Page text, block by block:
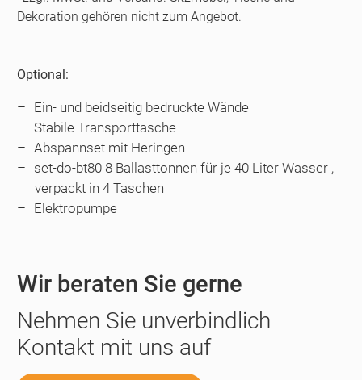
Dekoration gehören nicht zum Angebot.
Optional:
Ein- und beidseitig bedruckte Wände
Stabile Transporttasche
Abspannset mit Heringen
set-do-bt80 8 Ballasttonnen für je 40 Liter Wasser ,
verpackt in 4 Taschen
Elektropumpe
Wir beraten Sie gerne
Nehmen Sie unverbindlich
Kontakt mit uns auf